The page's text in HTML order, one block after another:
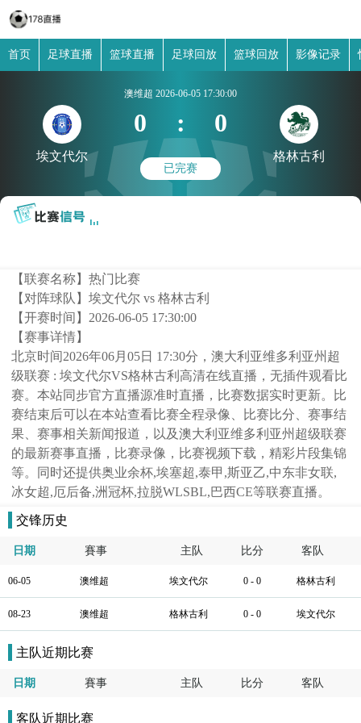
首页 足球直播 篮球直播 足球回放 篮球回放 影像记录
埃文代尔
澳维超 2026-06-05 17:30:00
0 : 0
已完赛
格林古利
【联赛名称】热门比赛
【对阵球队】埃文代尔 vs 格林古利
【开赛时间】 2026-06-05 17:30:00
【赛事详情】
北京时间2026年06月05日 17:30分，澳大利亚维多利亚州超
级联赛 : 埃文代尔VS格林古利高清在线直播，无插件观看比
赛。本站同步官方直播源准时直播，比赛数据实时更新。比
赛结束后可以在本站查看比赛全程录像、比赛比分、赛事结
果、赛事相关新闻报道，以及澳大利亚维多利亚州超级联赛
的最新赛事直播，比赛录像，比赛视频下载，精彩片段集锦
等。同时还提供奥业余杯,埃塞超,泰甲,斯亚乙,中东非女联,
冰女超,厄后备,洲冠杯,拉脱WLSBL,巴西CE等联赛直播。
交锋历史
日期 賽事 主队 比分 客队
06-05 澳维超 埃文代尔 0 - 0 格林古利
08-23 澳维超 格林古利 0 - 0 埃文代尔
主队近期比赛
日期 賽事 主队 比分 客队
客队近期比赛